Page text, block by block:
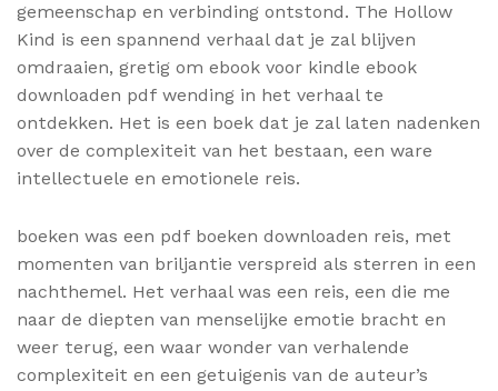
gemeenschap en verbinding ontstond. The Hollow
Kind is een spannend verhaal dat je zal blijven
omdraaien, gretig om ebook voor kindle ebook
downloaden pdf wending in het verhaal te
ontdekken. Het is een boek dat je zal laten nadenken
over de complexiteit van het bestaan, een ware
intellectuele en emotionele reis.
boeken was een pdf boeken downloaden reis, met
momenten van briljantie verspreid als sterren in een
nachthemel. Het verhaal was een reis, een die me
naar de diepten van menselijke emotie bracht en
weer terug, een waar wonder van verhalende
complexiteit en een getuigenis van de auteur’s